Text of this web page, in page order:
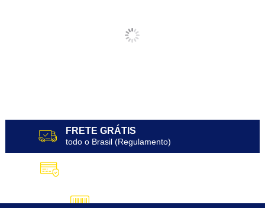
FRETE GRÁTIS
todo o Brasil (Regulamento)
5% DESCONTO no Pix